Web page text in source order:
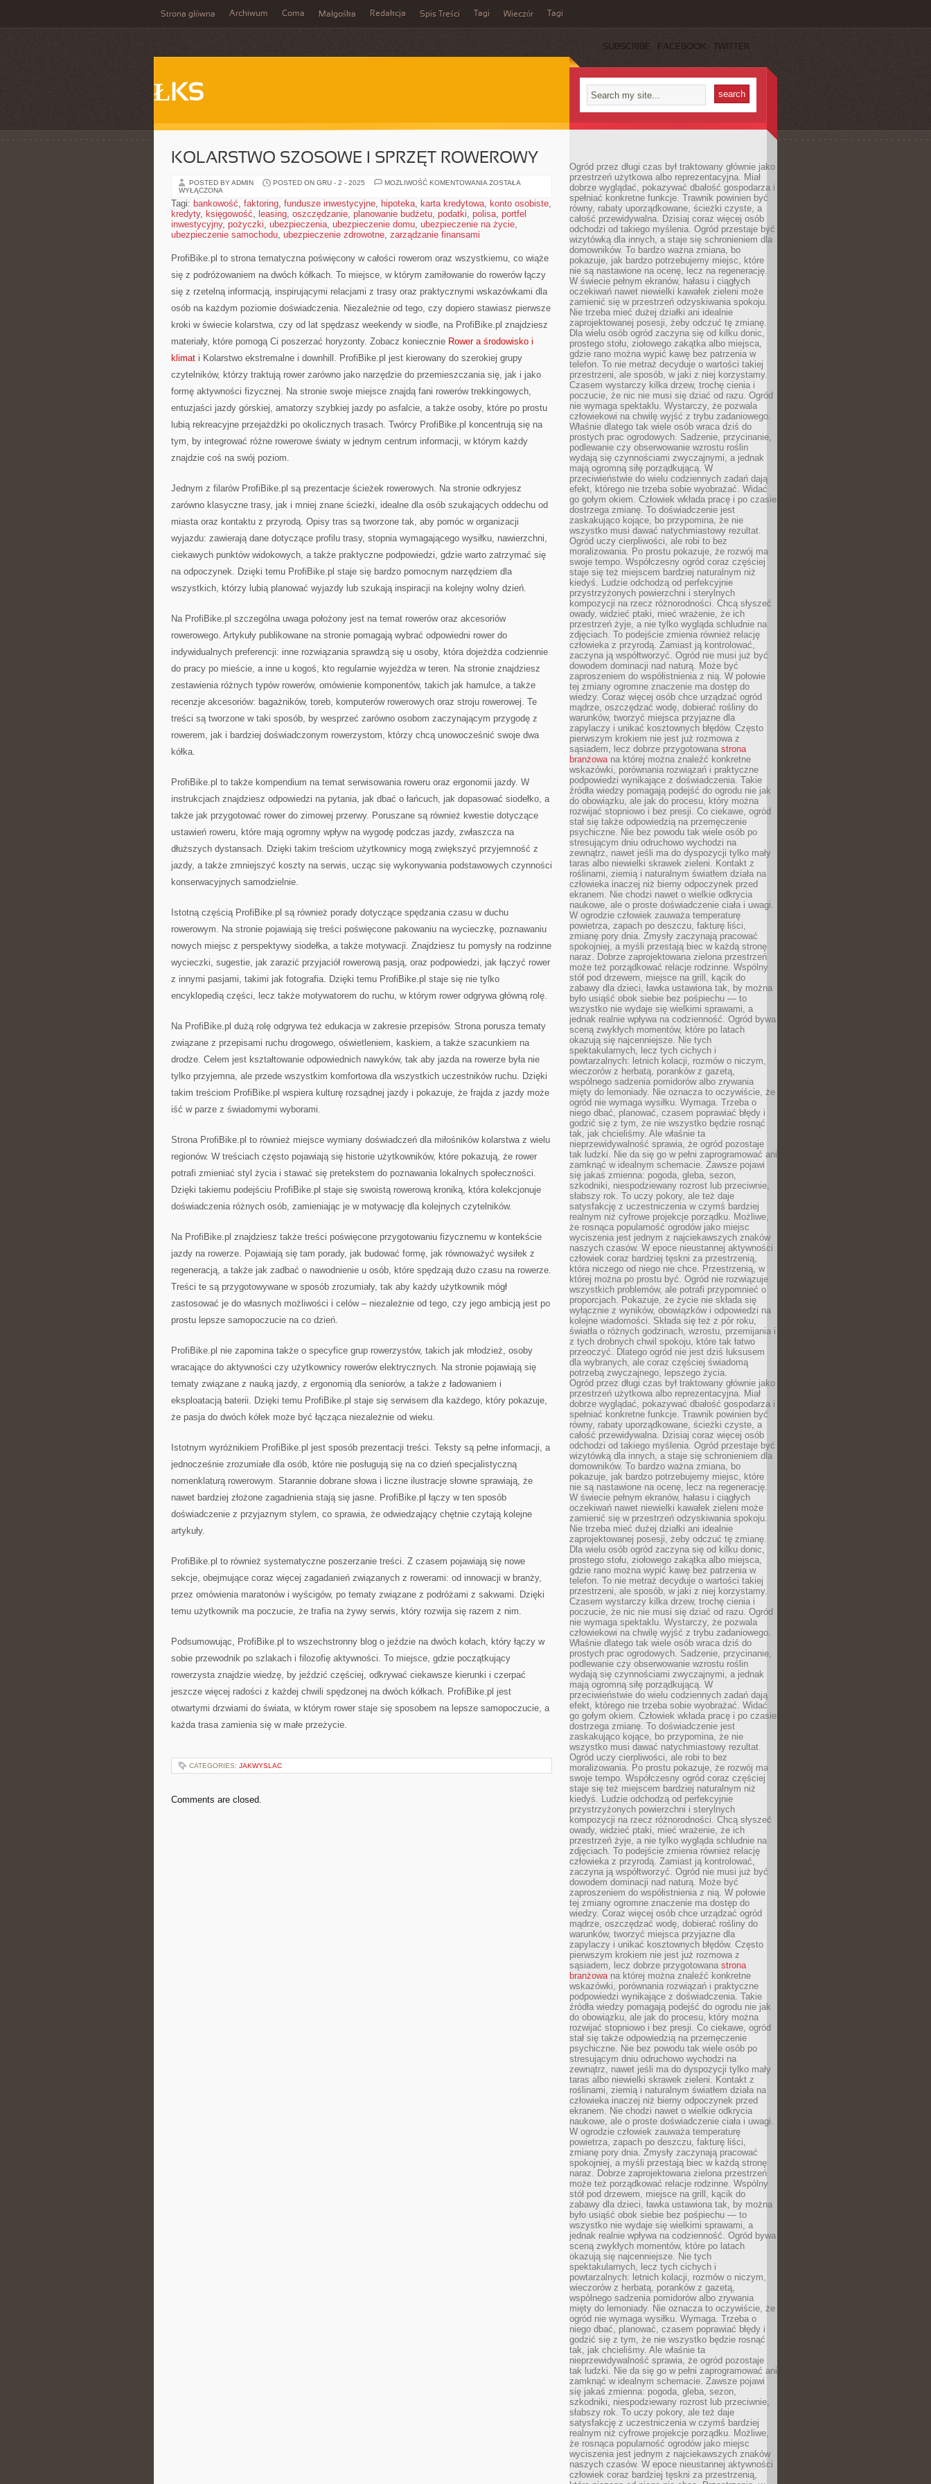
Strona główna Archiwum Coma Małgośka Redakcja Spis Treści Tagi Wieczór Tagi
SUBSCRIBE FACEBOOK TWITTER
ŁKS
KOLARSTWO SZOSOWE I SPRZĘT ROWEROWY
POSTED BY ADMIN POSTED ON GRU - 2 - 2025 MOŻLIWOŚĆ KOMENTOWANIA KOLARSTWO
SPRZĘT
ROWEROWY
ZOSTAŁA
WYŁĄCZONA
Tagi: bankowość, faktoring, fundusze inwestycyjne, hipoteka, karta kredytowa, konto osobiste,
kredyty, księgowość, leasing, oszczędzanie, planowanie budżetu, podatki, polisa, portfel
inwestycyjny, pożyczki, ubezpieczenia, ubezpieczenie domu, ubezpieczenie na życie,
ubezpieczenie samochodu, ubezpieczenie zdrowotne, zarządzanie finansami
ProfiBike.pl to strona tematyczna poświęcony w całości rowerom oraz wszystkiemu, co wiąże
się z podróżowaniem na dwóch kółkach. To miejsce, w którym zamiłowanie do rowerów łączy
się z rzetelną informacją, inspirującymi relacjami z trasy oraz praktycznymi wskazówkami dla
osób na każdym poziomie doświadczenia. Niezależnie od tego, czy dopiero stawiasz pierwsze
kroki w świecie kolarstwa, czy od lat spędzasz weekendy w siodle, na ProfiBike.pl znajdziesz
materiały, które pomogą Ci poszerzać horyzonty. Zobacz koniecznie Rower a środowisko i
klimat i Kolarstwo ekstremalne i downhill. ProfiBike.pl jest kierowany do szerokiej grupy
czytelników, którzy traktują rower zarówno jako narzędzie do przemieszczania się, jak i jako
formę aktywności fizycznej. Na stronie swoje miejsce znajdą fani rowerów trekkingowych,
entuzjaści jazdy górskiej, amatorzy szybkiej jazdy po asfalcie, a także osoby, które po prostu
lubią rekreacyjne przejażdżki po okolicznych trasach. Twórcy ProfiBike.pl koncentrują się na
tym, by integrować różne rowerowe światy w jednym centrum informacji, w którym każdy
znajdzie coś na swój poziom.
Jednym z filarów ProfiBike.pl są prezentacje ścieżek rowerowych. Na stronie odkryjesz
zarówno klasyczne trasy, jak i mniej znane ścieżki, idealne dla osób szukających oddechu od
miasta oraz kontaktu z przyrodą. Opisy tras są tworzone tak, aby pomóc w organizacji
wyjazdu: zawierają dane dotyczące profilu trasy, stopnia wymagającego wysiłku, nawierzchni,
ciekawych punktów widokowych, a także praktyczne podpowiedzi, gdzie warto zatrzymać się
na odpoczynek. Dzięki temu ProfiBike.pl staje się bardzo pomocnym narzędziem dla
wszystkich, którzy lubią planować wyjazdy lub szukają inspiracji na kolejny wolny dzień.
Na ProfiBike.pl szczególna uwaga położony jest na temat rowerów oraz akcesoriów
rowerowego. Artykuły publikowane na stronie pomagają wybrać odpowiedni rower do
indywidualnych preferencji: inne rozwiązania sprawdzą się u osoby, która dojeżdża codziennie
do pracy po mieście, a inne u kogoś, kto regularnie wyjeżdża w teren. Na stronie znajdziesz
zestawienia różnych typów rowerów, omówienie komponentów, takich jak hamulce, a także
recenzje akcesoriów: bagażników, toreb, komputerów rowerowych oraz stroju rowerowej. Te
treści są tworzone w taki sposób, by wesprzeć zarówno osobom zaczynającym przygodę z
rowerem, jak i bardziej doświadczonym rowerzystom, którzy chcą unowocześnić swoje dwa
kółka.
ProfiBike.pl to także kompendium na temat serwisowania roweru oraz ergonomii jazdy. W
instrukcjach znajdziesz odpowiedzi na pytania, jak dbać o łańcuch, jak dopasować siodełko, a
także jak przygotować rower do zimowej przerwy. Poruszane są również kwestie dotyczące
ustawień roweru, które mają ogromny wpływ na wygodę podczas jazdy, zwłaszcza na
dłuższych dystansach. Dzięki takim treściom użytkownicy mogą zwiększyć przyjemność z
jazdy, a także zmniejszyć koszty na serwis, ucząc się wykonywania podstawowych czynności
konserwacyjnych samodzielnie.
Istotną częścią ProfiBike.pl są również porady dotyczące spędzania czasu w duchu
rowerowym. Na stronie pojawiają się treści poświęcone pakowaniu na wycieczkę, poznawaniu
nowych miejsc z perspektywy siodełka, a także motywacji. Znajdziesz tu pomysły na rodzinne
wycieczki, sugestie, jak zarazić przyjaciół rowerową pasją, oraz podpowiedzi, jak łączyć rower
z innymi pasjami, takimi jak fotografia. Dzięki temu ProfiBike.pl staje się nie tylko
encyklopedią części, lecz także motywatorem do ruchu, w którym rower odgrywa główną rolę.
Na ProfiBike.pl dużą rolę odgrywa też edukacja w zakresie przepisów. Strona porusza tematy
związane z przepisami ruchu drogowego, oświetleniem, kaskiem, a także szacunkiem na
drodze. Celem jest kształtowanie odpowiednich nawyków, tak aby jazda na rowerze była nie
tylko przyjemna, ale przede wszystkim komfortowa dla wszystkich uczestników ruchu. Dzięki
takim treściom ProfiBike.pl wspiera kulturę rozsądnej jazdy i pokazuje, że frajda z jazdy może
iść w parze z świadomymi wyborami.
Strona ProfiBike.pl to również miejsce wymiany doświadczeń dla miłośników kolarstwa z wielu
regionów. W treściach często pojawiają się historie użytkowników, które pokazują, że rower
potrafi zmieniać styl życia i stawać się pretekstem do poznawania lokalnych społeczności.
Dzięki takiemu podejściu ProfiBike.pl staje się swoistą rowerową kroniką, która kolekcjonuje
doświadczenia różnych osób, zamieniając je w motywację dla kolejnych czytelników.
Na ProfiBike.pl znajdziesz także treści poświęcone przygotowaniu fizycznemu w kontekście
jazdy na rowerze. Pojawiają się tam porady, jak budować formę, jak równoważyć wysiłek z
regeneracją, a także jak zadbać o nawodnienie u osób, które spędzają dużo czasu na rowerze.
Treści te są przygotowywane w sposób zrozumiały, tak aby każdy użytkownik mógł
zastosować je do własnych możliwości i celów – niezależnie od tego, czy jego ambicją jest po
prostu lepsze samopoczucie na co dzień.
ProfiBike.pl nie zapomina także o specyfice grup rowerzystów, takich jak młodzież, osoby
wracające do aktywności czy użytkownicy rowerów elektrycznych. Na stronie pojawiają się
tematy związane z nauką jazdy, z ergonomią dla seniorów, a także z ładowaniem i
eksploatacją baterii. Dzięki temu ProfiBike.pl staje się serwisem dla każdego, który pokazuje,
że pasja do dwóch kółek może być łącząca niezależnie od wieku.
Istotnym wyróżnikiem ProfiBike.pl jest sposób prezentacji treści. Teksty są pełne informacji, a
jednocześnie zrozumiałe dla osób, które nie posługują się na co dzień specjalistyczną
nomenklaturą rowerowym. Starannie dobrane słowa i liczne ilustracje słowne sprawiają, że
nawet bardziej złożone zagadnienia stają się jasne. ProfiBike.pl łączy w ten sposób
doświadczenie z przyjaznym stylem, co sprawia, że odwiedzający chętnie czytają kolejne
artykuły.
ProfiBike.pl to również systematyczne poszerzanie treści. Z czasem pojawiają się nowe
sekcje, obejmujące coraz więcej zagadanień związanych z rowerami: od innowacji w branży,
przez omówienia maratonów i wyścigów, po tematy związane z podróżami z sakwami. Dzięki
temu użytkownik ma poczucie, że trafia na żywy serwis, który rozwija się razem z nim.
Podsumowując, ProfiBike.pl to wszechstronny blog o jeździe na dwóch kołach, który łączy w
sobie przewodnik po szlakach i filozofię aktywności. To miejsce, gdzie początkujący
rowerzysta znajdzie wiedzę, by jeździć częściej, odkrywać ciekawsze kierunki i czerpać
jeszcze więcej radości z każdej chwili spędzonej na dwóch kółkach. ProfiBike.pl jest
otwartymi drzwiami do świata, w którym rower staje się sposobem na lepsze samopoczucie, a
każda trasa zamienia się w małe przeżycie.
CATEGORIES: JAKWYSLAC
Comments are closed.
Ogród przez długi czas był traktowany głównie jako
przestrzeń użytkowa albo reprezentacyjna. Miał
dobrze wyglądać, pokazywać dbałość gospodarza i
spełniać konkretne funkcje. Trawnik powinien być
równy, rabaty uporządkowane, ścieżki czyste, a
całość przewidywalna. Dzisiaj coraz więcej osób
odchodzi od takiego myślenia. Ogród przestaje być
wizytówką dla innych, a staje się schronieniem dla
domowników. To bardzo ważna zmiana, bo
pokazuje, jak bardzo potrzebujemy miejsc, które
nie są nastawione na ocenę, lecz na regenerację.
W świecie pełnym ekranów, hałasu i ciągłych
oczekiwań nawet niewielki kawałek zieleni może
zamienić się w przestrzeń odzyskiwania spokoju.
Nie trzeba mieć dużej działki ani idealnie
zaprojektowanej posesji, żeby odczuć tę zmianę.
Dla wielu osób ogród zaczyna się od kilku donic,
prostego stołu, ziołowego zakątka albo miejsca,
gdzie rano można wypić kawę bez patrzenia w
telefon. To nie metraż decyduje o wartości takiej
przestrzeni, ale sposób, w jaki z niej korzystamy.
Czasem wystarczy kilka drzew, trochę cienia i
poczucie, że nic nie musi się dziać od razu. Ogród
nie wymaga spektaklu. Wystarczy, że pozwala
człowiekowi na chwilę wyjść z trybu zadaniowego.
Właśnie dlatego tak wiele osób wraca dziś do
prostych prac ogrodowych. Sadzenie, przycinanie,
podlewanie czy obserwowanie wzrostu roślin
wydają się czynnościami zwyczajnymi, a jednak
mają ogromną siłę porządkującą. W
przeciwieństwie do wielu codziennych zadań dają
efekt, którego nie trzeba sobie wyobrażać. Widać
go gołym okiem. Człowiek wkłada pracę i po czasie
dostrzega zmianę. To doświadczenie jest
zaskakująco kojące, bo przypomina, że nie
wszystko musi dawać natychmiastowy rezultat.
Ogród uczy cierpliwości, ale robi to bez
moralizowania. Po prostu pokazuje, że rozwój ma
swoje tempo. Współczesny ogród coraz częściej
staje się też miejscem bardziej naturalnym niż
kiedyś. Ludzie odchodzą od perfekcyjnie
przystrzyżonych powierzchni i sterylnych
kompozycji na rzecz różnorodności. Chcą słyszeć
owady, widzieć ptaki, mieć wrażenie, że ich
przestrzeń żyje, a nie tylko wygląda schludnie na
zdjęciach. To podejście zmienia również relację
człowieka z przyrodą. Zamiast ją kontrolować,
zaczyna ją współtworzyć. Ogród nie musi już być
dowodem dominacji nad naturą. Może być
zaproszeniem do współistnienia z nią. W połowie
tej zmiany ogromne znaczenie ma dostęp do
wiedzy. Coraz więcej osób chce urządzać ogród
mądrze, oszczędzać wodę, dobierać rośliny do
warunków, tworzyć miejsca przyjazne dla
zapylaczy i unikać kosztownych błędów. Często
pierwszym krokiem nie jest już rozmowa z
sąsiadem, lecz dobrze przygotowana strona
branżowana której można znaleźć konkretne
wskazówki, porównania rozwiązań i praktyczne
podpowiedzi wynikające z doświadczenia. Takie
źródła wiedzy pomagają podejść do ogrodu nie jak
do obowiązku, ale jak do procesu, który można
rozwijać stopniowo i bez presji. Co ciekawe, ogród
stał się także odpowiedzią na przemęczenie
psychiczne. Nie bez powodu tak wiele osób po
stresującym dniu odruchowo wychodzi na
zewnątrz, nawet jeśli ma do dyspozycji tylko mały
taras albo niewielki skrawek zieleni. Kontakt z
roślinami, ziemią i naturalnym światłem działa na
człowieka inaczej niż bierny odpoczynek przed
ekranem. Nie chodzi nawet o wielkie odkrycia
naukowe, ale o proste doświadczenie ciała i uwagi.
W ogrodzie człowiek zauważa temperaturę
powietrza, zapach po deszczu, fakturę liści,
zmianę pory dnia. Zmysły zaczynają pracować
spokojniej, a myśli przestają biec w każdą stronę
naraz. Dobrze zaprojektowana zielona przestrzeń
może też porządkować relacje rodzinne. Wspólny
stół pod drzewem, miejsce na grill, kącik do
zabawy dla dzieci, ławka ustawiona tak, by można
było usiąść obok siebie bez pośpiechu — to
wszystko nie wydaje się wielkimi sprawami, a
jednak realnie wpływa na codzienność. Ogród bywa
sceną zwykłych momentów, które po latach
okazują się najcenniejsze. Nie tych
spektakularnych, lecz tych cichych i
powtarzalnych: letnich kolacji, rozmów o niczym,
wieczorów z herbatą, poranków z gazetą,
wspólnego sadzenia pomidorów albo zrywania
mięty do lemoniady. Nie oznacza to oczywiście, że
ogród nie wymaga wysiłku. Wymaga. Trzeba o
niego dbać, planować, czasem poprawiać błędy i
godzić się z tym, że nie wszystko będzie rosnąć
tak, jak chcieliśmy. Ale właśnie ta
nieprzewidywalność sprawia, że ogród pozostaje
tak ludzki. Nie da się go w pełni zaprogramować ani
zamknąć w idealnym schemacie. Zawsze pojawi
się jakaś zmienna: pogoda, gleba, sezon,
szkodniki, niespodziewany rozrost lub przeciwnie,
słabszy rok. To uczy pokory, ale też daje
satysfakcję z uczestniczenia w czymś bardziej
realnym niż cyfrowe projekcje porządku. Możliwe,
że rosnąca popularność ogrodów jako miejsc
wyciszenia jest jednym z najciekawszych znaków
naszych czasów. W epoce nieustannej aktywności
człowiek coraz bardziej tęskni za przestrzenią,
która niczego od niego nie chce. Przestrzenią, w
której można po prostu być. Ogród nie rozwiązuje
wszystkich problemów, ale potrafi przypomnieć o
proporcjach. Pokazuje, że życie nie składa się
wyłącznie z wyników, obowiązków i odpowiedzi na
kolejne wiadomości. Składa się też z pór roku,
światła o różnych godzinach, wzrostu, przemijania i
z tych drobnych chwil spokoju, które tak łatwo
przeoczyć. Dlatego ogród nie jest dziś luksusem
dla wybranych, ale coraz częściej świadomą
potrzebą zwyczajnego, lepszego życia.
Ogród przez długi czas był traktowany głównie jako
przestrzeń użytkowa albo reprezentacyjna. Miał
dobrze wyglądać, pokazywać dbałość gospodarza i
spełniać konkretne funkcje. Trawnik powinien być
równy, rabaty uporządkowane, ścieżki czyste, a
całość przewidywalna. Dzisiaj coraz więcej osób
odchodzi od takiego myślenia. Ogród przestaje być
wizytówką dla innych, a staje się schronieniem dla
domowników. To bardzo ważna zmiana, bo
pokazuje, jak bardzo potrzebujemy miejsc, które
nie są nastawione na ocenę, lecz na regenerację.
W świecie pełnym ekranów, hałasu i ciągłych
oczekiwań nawet niewielki kawałek zieleni może
zamienić się w przestrzeń odzyskiwania spokoju.
Nie trzeba mieć dużej działki ani idealnie
zaprojektowanej posesji, żeby odczuć tę zmianę.
Dla wielu osób ogród zaczyna się od kilku donic,
prostego stołu, ziołowego zakątka albo miejsca,
gdzie rano można wypić kawę bez patrzenia w
telefon. To nie metraż decyduje o wartości takiej
przestrzeni, ale sposób, w jaki z niej korzystamy.
Czasem wystarczy kilka drzew, trochę cienia i
poczucie, że nic nie musi się dziać od razu. Ogród
nie wymaga spektaklu. Wystarczy, że pozwala
człowiekowi na chwilę wyjść z trybu zadaniowego.
Właśnie dlatego tak wiele osób wraca dziś do
prostych prac ogrodowych. Sadzenie, przycinanie,
podlewanie czy obserwowanie wzrostu roślin
wydają się czynnościami zwyczajnymi, a jednak
mają ogromną siłę porządkującą. W
przeciwieństwie do wielu codziennych zadań dają
efekt, którego nie trzeba sobie wyobrażać. Widać
go gołym okiem. Człowiek wkłada pracę i po czasie
dostrzega zmianę. To doświadczenie jest
zaskakująco kojące, bo przypomina, że nie
wszystko musi dawać natychmiastowy rezultat.
Ogród uczy cierpliwości, ale robi to bez
moralizowania. Po prostu pokazuje, że rozwój ma
swoje tempo. Współczesny ogród coraz częściej
staje się też miejscem bardziej naturalnym niż
kiedyś. Ludzie odchodzą od perfekcyjnie
przystrzyżonych powierzchni i sterylnych
kompozycji na rzecz różnorodności. Chcą słyszeć
owady, widzieć ptaki, mieć wrażenie, że ich
przestrzeń żyje, a nie tylko wygląda schludnie na
zdjęciach. To podejście zmienia również relację
człowieka z przyrodą. Zamiast ją kontrolować,
zaczyna ją współtworzyć. Ogród nie musi już być
dowodem dominacji nad naturą. Może być
zaproszeniem do współistnienia z nią. W połowie
tej zmiany ogromne znaczenie ma dostęp do
wiedzy. Coraz więcej osób chce urządzać ogród
mądrze, oszczędzać wodę, dobierać rośliny do
warunków, tworzyć miejsca przyjazne dla
zapylaczy i unikać kosztownych błędów. Często
pierwszym krokiem nie jest już rozmowa z
sąsiadem, lecz dobrze przygotowana strona
branżowana której można znaleźć konkretne
wskazówki, porównania rozwiązań i praktyczne
podpowiedzi wynikające z doświadczenia. Takie
źródła wiedzy pomagają podejść do ogrodu nie jak
do obowiązku, ale jak do procesu, który można
rozwijać stopniowo i bez presji. Co ciekawe, ogród
stał się także odpowiedzią na przemęczenie
psychiczne. Nie bez powodu tak wiele osób po
stresującym dniu odruchowo wychodzi na
zewnątrz, nawet jeśli ma do dyspozycji tylko mały
taras albo niewielki skrawek zieleni. Kontakt z
roślinami, ziemią i naturalnym światłem działa na
człowieka inaczej niż bierny odpoczynek przed
ekranem. Nie chodzi nawet o wielkie odkrycia
naukowe, ale o proste doświadczenie ciała i uwagi.
W ogrodzie człowiek zauważa temperaturę
powietrza, zapach po deszczu, fakturę liści,
zmianę pory dnia. Zmysły zaczynają pracować
spokojniej, a myśli przestają biec w każdą stronę
naraz. Dobrze zaprojektowana zielona przestrzeń
może też porządkować relacje rodzinne. Wspólny
stół pod drzewem, miejsce na grill, kącik do
zabawy dla dzieci, ławka ustawiona tak, by można
było usiąść obok siebie bez pośpiechu — to
wszystko nie wydaje się wielkimi sprawami, a
jednak realnie wpływa na codzienność. Ogród bywa
sceną zwykłych momentów, które po latach
okazują się najcenniejsze. Nie tych
spektakularnych, lecz tych cichych i
powtarzalnych: letnich kolacji, rozmów o niczym,
wieczorów z herbatą, poranków z gazetą,
wspólnego sadzenia pomidorów albo zrywania
mięty do lemoniady. Nie oznacza to oczywiście, że
ogród nie wymaga wysiłku. Wymaga. Trzeba o
niego dbać, planować, czasem poprawiać błędy i
godzić się z tym, że nie wszystko będzie rosnąć
tak, jak chcieliśmy. Ale właśnie ta
nieprzewidywalność sprawia, że ogród pozostaje
tak ludzki. Nie da się go w pełni zaprogramować ani
zamknąć w idealnym schemacie. Zawsze pojawi
się jakaś zmienna: pogoda, gleba, sezon,
szkodniki, niespodziewany rozrost lub przeciwnie,
słabszy rok. To uczy pokory, ale też daje
satysfakcję z uczestniczenia w czymś bardziej
realnym niż cyfrowe projekcje porządku. Możliwe,
że rosnąca popularność ogrodów jako miejsc
wyciszenia jest jednym z najciekawszych znaków
naszych czasów. W epoce nieustannej aktywności
człowiek coraz bardziej tęskni za przestrzenią,